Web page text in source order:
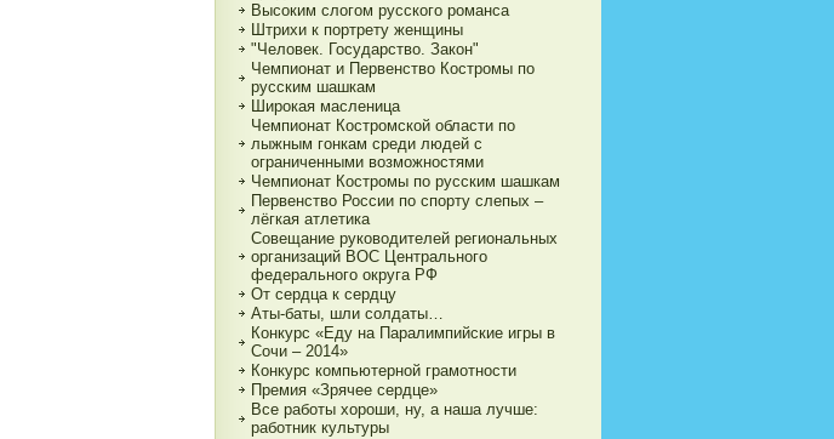
Высоким слогом русского романса
Штрихи к портрету женщины
"Человек. Государство. Закон"
Чемпионат и Первенство Костромы по
русским шашкам
Широкая масленица
Чемпионат Костромской области по
лыжным гонкам среди людей с
ограниченными возможностями
Чемпионат Костромы по русским шашкам
Первенство России по спорту слепых –
лёгкая атлетика
Совещание руководителей региональных
организаций ВОС Центрального
федерального округа РФ
От сердца к сердцу
Аты-баты, шли солдаты…
Конкурс «Еду на Паралимпийские игры в
Сочи – 2014»
Конкурс компьютерной грамотности
Премия «Зрячее сердце»
Все работы хороши, ну, а наша лучше:
работник культуры